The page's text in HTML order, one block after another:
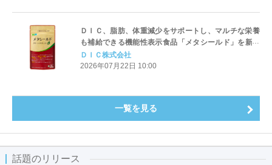
ＤＩＣ、脂肪、体重減少をサポートし、マルチな栄養
も補給できる機能性表示食品「メタシールド」を新発
売
ＤＩＣ株式会社
2026年07月22日 10:00
一覧を見る
話題のリリース